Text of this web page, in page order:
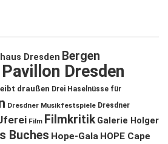
Dresden Bergen
Dresden
draußen Drei Haselnüsse für
Dresdner Musikfestspiele Dresdner
Film Filmkritik Galerie Holger
Buches Hope-Gala HOPE Cape